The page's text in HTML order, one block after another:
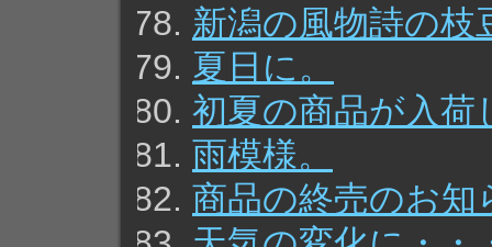
新潟の風物詩の枝
夏日に。
初夏の商品が入荷
雨模様。
商品の終売のお知